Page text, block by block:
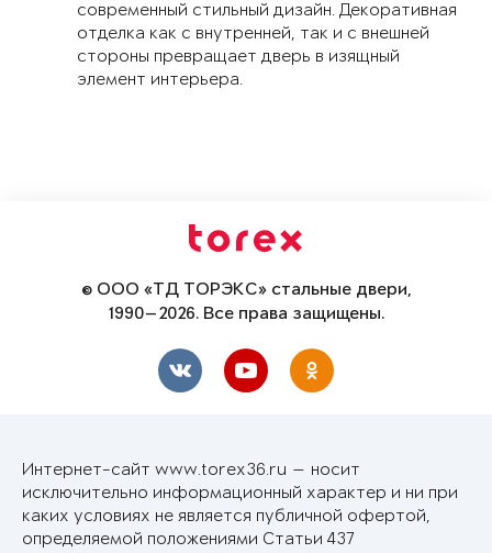
современный стильный дизайн. Декоративная
отделка как с внутренней, так и с внешней
стороны превращает дверь в изящный
элемент интерьера.
© ООО «ТД ТОРЭКС» стальные двери,
1990—2026. Все права защищены.
Интернет-сайт www.torex36.ru — носит
исключительно информационный характер и ни при
каких условиях не является публичной офертой,
определяемой положениями Статьи 437